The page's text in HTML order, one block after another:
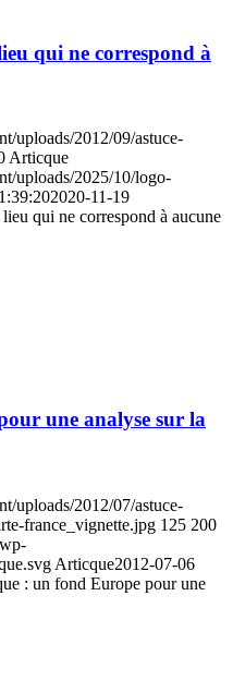
qui ne correspond à
uploads/2012/09/astuce-
Articque
uploads/2025/10/logo-
2020-11-19
qui ne correspond à aucune
une analyse sur la
uploads/2012/07/astuce-
france_vignette.jpg 125 200
Articque2012-07-06
: un fond Europe pour une